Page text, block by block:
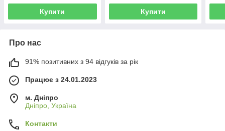
Купити Купити
Про нас
91% позитивних з 94 відгуків за рік
Працює з 24.01.2023
м. Дніпро
Дніпро, Україна
Контакти